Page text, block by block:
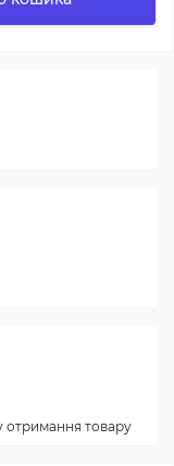
отримання товару